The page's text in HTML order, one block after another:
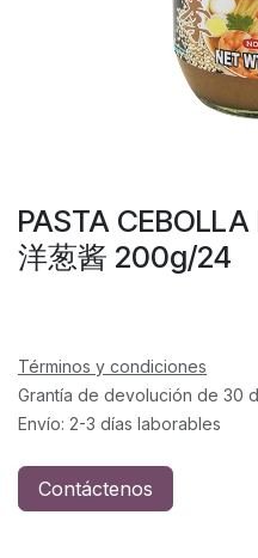
PASTA
洋葱酱 200g/24
Términos y condiciones
Grantía de devolución de 30
Envío: 2-3 días laborables
Contáctenos